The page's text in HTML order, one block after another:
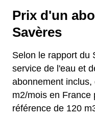
Prix d'un
Savères
Selon le rapport du
service de l'eau et
abonnement
m2/mois en France
référence de 120